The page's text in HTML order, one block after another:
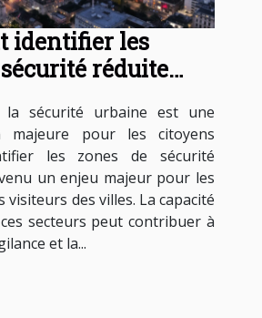
identifier les
réduite
françaises
sécurité urbaine est une
majeure pour les citoyens
les zones de sécurité
un enjeu majeur pour les
visiteurs des villes. La capacité
secteurs peut contribuer à
et la...